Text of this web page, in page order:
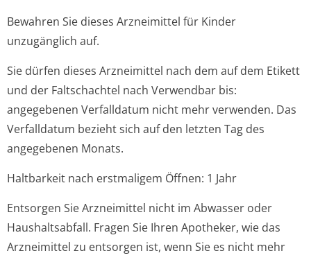
Bewahren Sie dieses Arzneimittel für Kinder
unzugänglich auf.
Sie dürfen dieses Arzneimittel nach dem auf dem Etikett
und der Faltschachtel nach Verwendbar bis:
angegebenen Verfalldatum nicht mehr verwenden. Das
Verfalldatum bezieht sich auf den letzten Tag des
angegebenen Monats.
Haltbarkeit nach erstmaligem Öffnen: 1 Jahr
Entsorgen Sie Arzneimittel nicht im Abwasser oder
Haushaltsabfall. Fragen Sie Ihren Apotheker, wie das
Arzneimittel zu entsorgen ist, wenn Sie es nicht mehr